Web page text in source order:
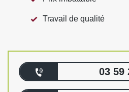
Travail de qualité
03 59